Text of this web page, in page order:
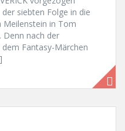
siebten Folge in die
Meilenstein in Tom
Denn nach der
Fantasy-Märchen